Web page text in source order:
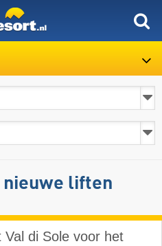
nieuwe liften
Val di Sole voor het